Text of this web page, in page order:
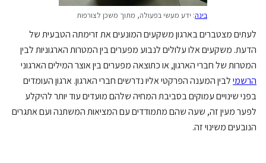
בינה: ידע מעשי בפעולה, מתוך משכן לצורפות
לעתים מצטברים בארגון משקעים המונעים את זרימתה הטבעית של
הדעת. משקעים אלו עלולים לנבוע מפערים בין המטרות הארגוניות לבין
המטרות של חברי הארגון, או כתוצאה מפערים בין אוצר המילים הארגוני
הרשמילבין המענה הפרקטי אליו נדרשים חברי הארגון. ארגון העומדים
בפני שינויים עמוקים בסביבת המחיה שלהם מועדים עוד יותר להיקלע
לפער מעין זה, שעה שהם מתמודדים עם המציאות המשתנה ועם אתגרים
הנובעים משינוי זה.